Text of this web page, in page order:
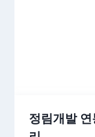
정림개발